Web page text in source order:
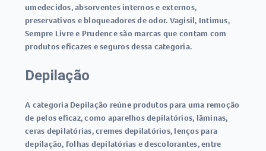
umedecidos, absorventes internos e externos,
preservativos e bloqueadores de odor. Vagisil, Intimus,
Sempre Livre e Prudence são marcas que contam com
produtos eficazes e seguros dessa categoria.
Depilação
A categoria Depilação reúne produtos para uma remoção
de pelos eficaz, como aparelhos depilatórios, lâminas,
ceras depilatórias, cremes depilatórios, lenços para
depilação, folhas depilatórias e descolorantes, entre